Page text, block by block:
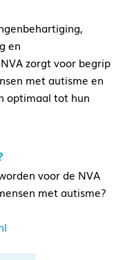
en
zorgt voor begrip
met autisme en
optimaal tot hun
voor de NVA
met autisme?